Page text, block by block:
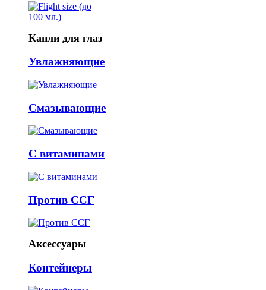
Капли для глаз
Увлажняющие
Смазывающие
С витаминами
Против ССГ
Аксессуары
Контейнеры